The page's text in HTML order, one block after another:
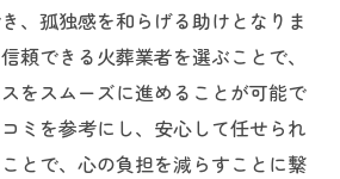
、孤独感を和らげる助けとなりま
頼できる火葬業者を選ぶことで、
をスムーズに進めることが可能で
ミを参考にし、安心して任せられ
とで、心の負担を減らすことに繋